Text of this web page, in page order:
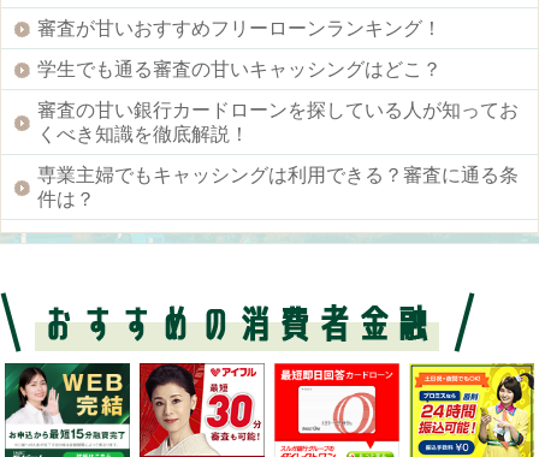
審査が甘いおすすめフリーローンランキング！
学生でも通る審査の甘いキャッシングはどこ？
審査の甘い銀行カードローンを探している人が知ってお
くべき知識を徹底解説！
専業主婦でもキャッシングは利用できる？審査に通る条
件は？